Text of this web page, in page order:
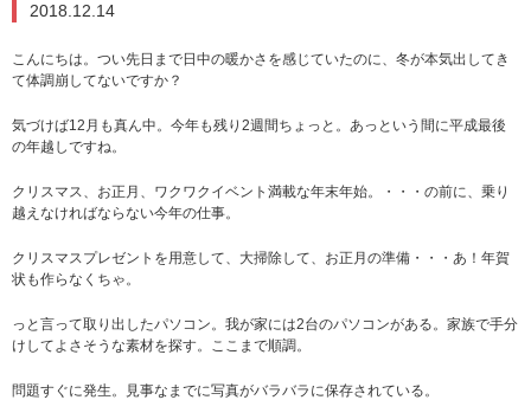
2018.12.14
こんにちは。つい先日まで日中の暖かさを感じていたのに、冬が本気出してき
て体調崩してないですか？
気づけば12月も真ん中。今年も残り2週間ちょっと。あっという間に平成最後
の年越しですね。
クリスマス、お正月、ワクワクイベント満載な年末年始。・・・の前に、乗り
越えなければならない今年の仕事。
クリスマスプレゼントを用意して、大掃除して、お正月の準備・・・あ！年賀
状も作らなくちゃ。
っと言って取り出したパソコン。我が家には2台のパソコンがある。家族で手分
けしてよさそうな素材を探す。ここまで順調。
問題すぐに発生。見事なまでに写真がバラバラに保存されている。